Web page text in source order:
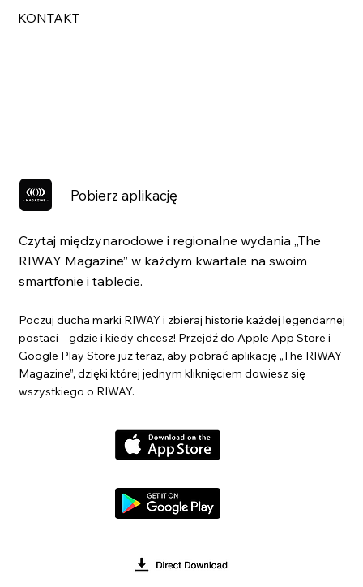
KONTAKT
Pobierz aplikację
Czytaj międzynarodowe i regionalne wydania „The
RIWAY Magazine” w każdym kwartale na swoim
smartfonie i tablecie.
Poczuj ducha marki RIWAY i zbieraj historie każdej legendarnej
postaci – gdzie i kiedy chcesz! Przejdź do Apple App Store i
Google Play Store już teraz, aby pobrać aplikację „The RIWAY
Magazine”, dzięki której jednym kliknięciem dowiesz się
wszystkiego o RIWAY.